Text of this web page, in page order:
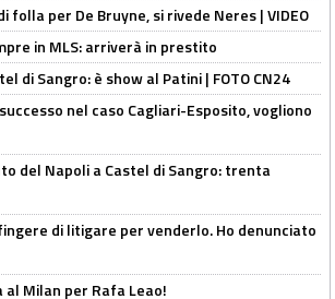
folla per De Bruyne, si rivede Neres | VIDEO
in MLS: arriverà in prestito
di Sangro: è show al Patini | FOTO CN24
nel caso Cagliari-Esposito, vogliono
del Napoli a Castel di Sangro: trenta
di litigare per venderlo. Ho denunciato
Milan per Rafa Leao!